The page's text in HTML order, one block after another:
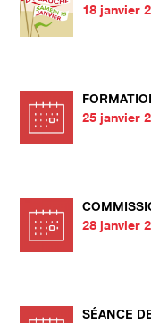
18 janvier
25 janvier
28 janvier
SÉANCE